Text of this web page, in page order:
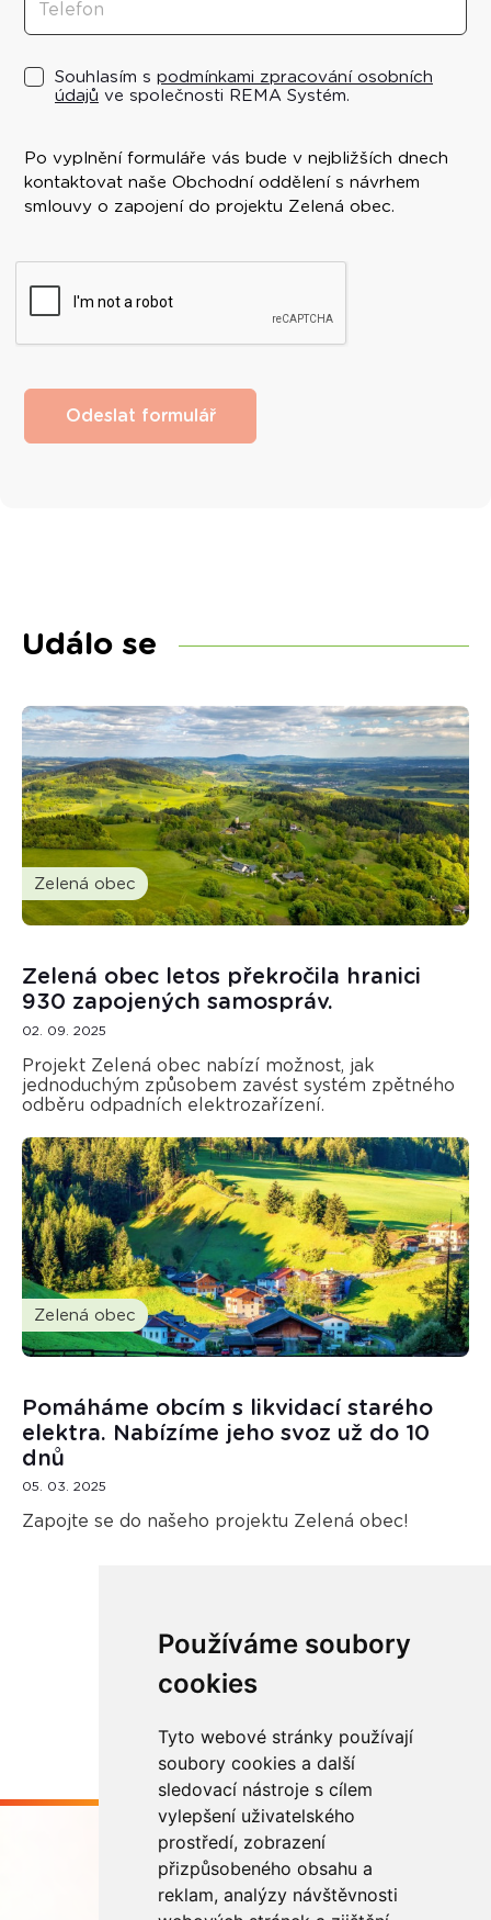
Používáme soubory
cookies
Tyto webové stránky používají
soubory cookies a další
sledovací nástroje s cílem
vylepšení uživatelského
prostředí, zobrazení
přizpůsobeného obsahu a
reklam, analýzy návštěvnosti
Souhlasím s podmínkami zpracování osobních
údajů ve společnosti REMA Systém.
Po vyplnění formuláře vás bude v nejbližších dnech
kontaktovat naše Obchodní oddělení s návrhem
smlouvy o zapojení do projektu Zelená obec.
Odeslat formulář
Událo se
Zelená obec
Zelená obec letos překročila hranici
930 zapojených samospráv.
02. 09. 2025
Projekt Zelená obec nabízí možnost, jak
jednoduchým způsobem zavést systém zpětného
odběru odpadních elektrozařízení.
Zelená obec
Pomáháme obcím s likvidací starého
elektra. Nabízíme jeho svoz už do 10
dnů
05. 03. 2025
Zapojte se do našeho projektu Zelená obec!
Načíst další